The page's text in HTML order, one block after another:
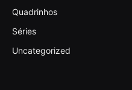
Quadrinhos
Séries
Uncategorized